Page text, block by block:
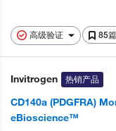
高级验证 85
Invitrogen 热销产品
CD140a (PDGFRA)
eBioscience™